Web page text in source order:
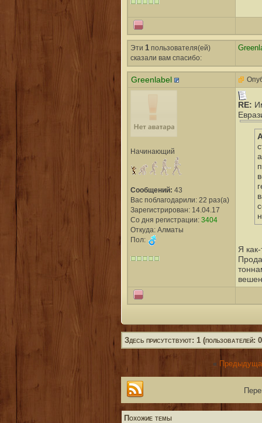
Эти 1пользователя(ей)
сказали вам cпасибо:
Greenlabel
Начинающий
Сообщений: 43
Вас поблагодарили: 22 раз(а)
Зарегистрирован: 14.04.17
Со дня регистрации: 3404
Откуда: Алматы
Пол:
RE:
Я
Здесь присутствуют: 1 (пользователей:
«
Похожие темы